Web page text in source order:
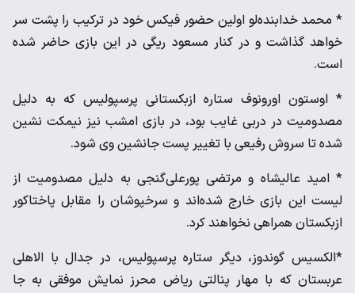
* محمد خدابنده‌لو اولین حضور فیکس خود در ترکیب را پشت سر
خواهد گذاشت و در کنار مسعود ریگی در این بازی حاضر شده
است.
* اوستون اورونوف ستاره ازبکستانی پرسپولیس که به دلیل
مصدومیت در دربی غایب بود، در بازی امشب نیز نیمکت نشین
شده تا سروش رفیعی با تغییر پست جانشین وی شود.
* امید عالیشاه و مرتضی پورعلی‌گنجی به دلیل مصدومیت از
لیست این بازی خارج شده‌اند و سرخپوشان را مقابل پاختاکور
ازبکستان همراهی نخواهند کرد.
*الکسیس گوندوز، دیگر ستاره پرسپولیس، در جدال با الاهلی
عربستان که با مهار پنالتی ریاض محرز نمایش موفقی به جا